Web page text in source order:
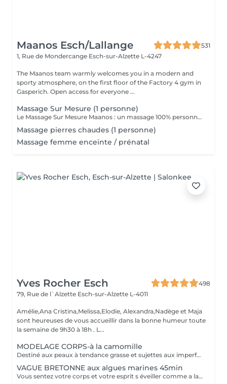
Maanos Esch/Lallange
531
1, Rue de Mondercange Esch-sur-Alzette L-4247
The Maanos team warmly welcomes you in a modern and
sporty atmosphere, on the first floor of the Factory 4 gym in
Gasperich. Open access for everyone ...
Massage Sur Mesure (1 personne)
Le Massage Sur Mesure Maanos : un massage 100% personnalisé en fonction de vos besoins et de vos envies !
Massage pierres chaudes (1 personne)
Massage femme enceinte / prénatal
Yves Rocher Esch
498
79, Rue de l`Alzette Esch-sur-Alzette L-4011
Amélie,Ana Cristina,Melissa,Elodie, Alexandra,Nadège et Maja
sont heureuses de vous accueillir dans la bonne humeur toute
la semaine de 9h30 à 18h . L...
MODELAGE CORPS-à la camomille
Destiné aux peaux à tendance grasse et sujettes aux imperfections, ce soin purifie votre dos. Les mains de notre experte nettoient minutieusement votre peau et procèdent à un gommage désincrustant. Votre dos est net et purifié en profondeur. Bénéfices : Votre dos est net et purifié en profondeur.
VAGUE BRETONNE aux algues marines 45min
Vous sentez votre corps et votre esprit s éveiller comme a la suite d un bain dans l OCEAN. Vous vous tonicité et leur confort. sentez légère et revitalisée. Vos jambes retrouvent leur tonicité et leur confort